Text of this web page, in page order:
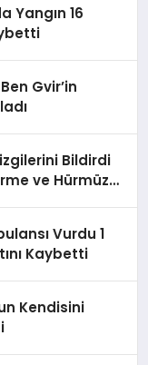
Yangın 16
Gvir’in
Bildirdi
ve Hürmüz
Vurdu 1
Kaybetti
Kendisini